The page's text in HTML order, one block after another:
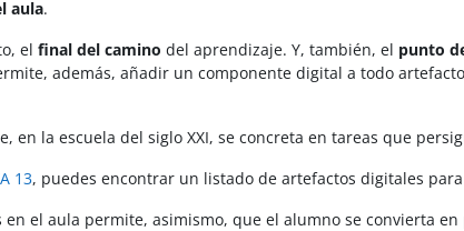
aula.
el final del camino del aprendizaje. Y, también, el punto
además, añadir un componente digital a todo
en la escuela del siglo XXI, se concreta en tareas que
13, puedes encontrar un listado de artefactos digitales
el aula permite, asimismo, que el alumno se convierta en